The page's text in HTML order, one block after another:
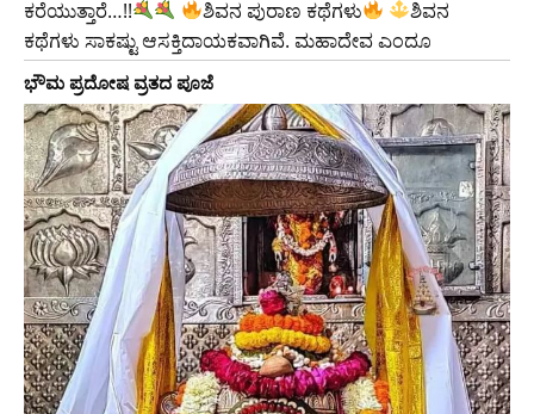
ಕರೆಯುತ್ತಾರೆ…!! ಶಿವನ ಪುರಾಣ ಕಥೆಗಳು
ಶಿವನ
ಕಥೆಗಳು ಸಾಕಷ್ಟು ಆಸಕ್ತಿದಾಯಕವಾಗಿವೆ. ಮಹಾದೇವ ಎಂದೂ
ಭೌಮ ಪ್ರದೋಷ ವ್ರತದ ಪೂಜೆ